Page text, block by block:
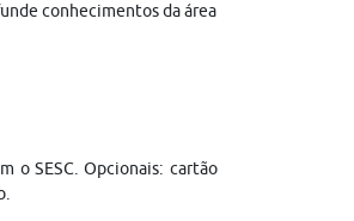
conhecimentos da área
o SESC. Opcionais: cartão